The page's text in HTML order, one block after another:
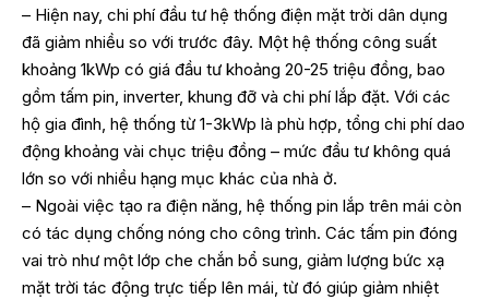
– Hiện nay, chi phí đầu tư hệ thống điện mặt trời dân dụng
đã giảm nhiều so với trước đây. Một hệ thống công suất
khoảng 1kWp có giá đầu tư khoảng 20-25 triệu đồng, bao
gồm tấm pin, inverter, khung đỡ và chi phí lắp đặt. Với các
hộ gia đình, hệ thống từ 1-3kWp là phù hợp, tổng chi phí dao
động khoảng vài chục triệu đồng – mức đầu tư không quá
lớn so với nhiều hạng mục khác của nhà ở.
– Ngoài việc tạo ra điện năng, hệ thống pin lắp trên mái còn
có tác dụng chống nóng cho công trình. Các tấm pin đóng
vai trò như một lớp che chắn bổ sung, giảm lượng bức xạ
mặt trời tác động trực tiếp lên mái, từ đó giúp giảm nhiệt